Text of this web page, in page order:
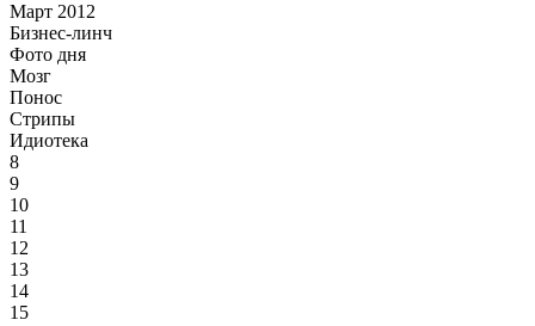
Март 2012
Бизнес-линч
Фото дня
Мозг
Понос
Стрипы
Идиотека
8
9
10
11
12
13
14
15